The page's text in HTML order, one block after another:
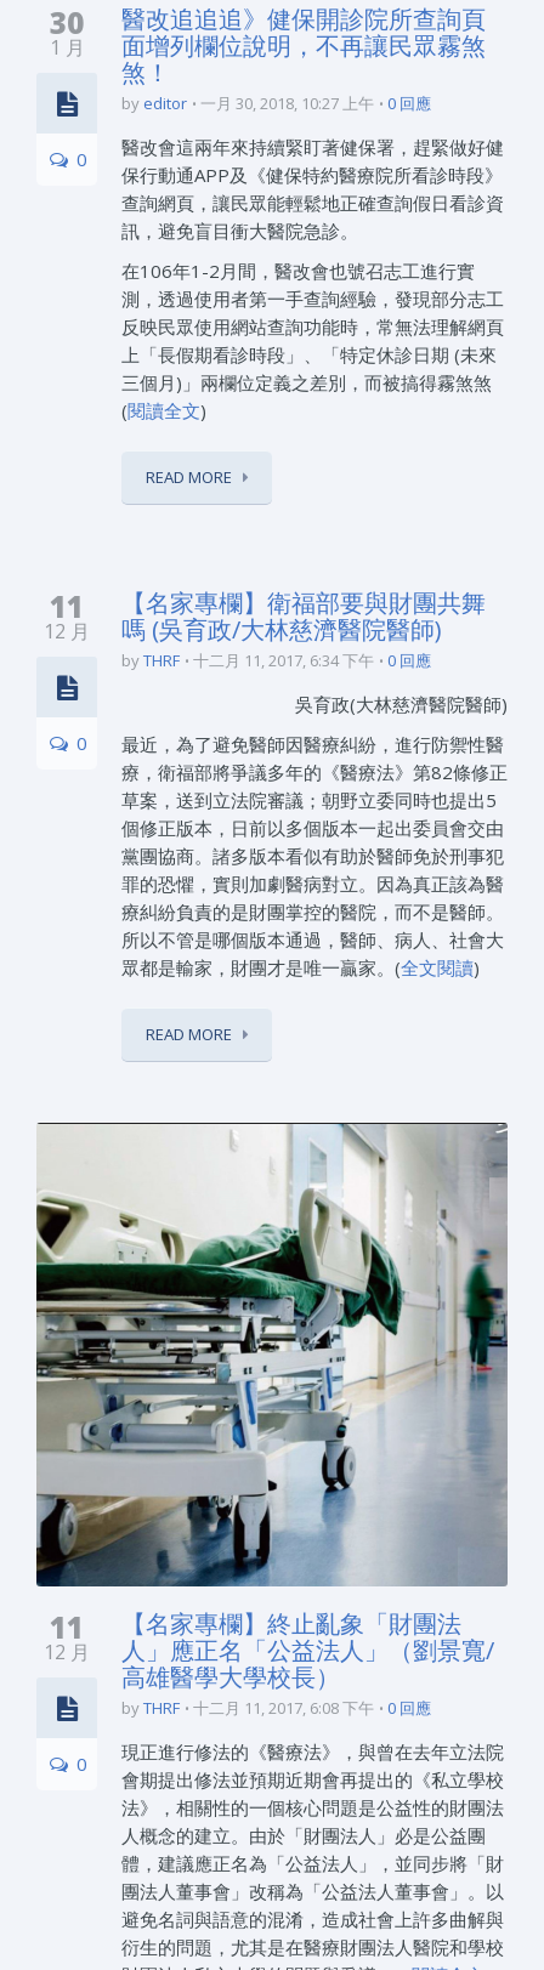
30
1 月
0
醫改追追追》健保開診院所查詢頁
面增列欄位說明，不再讓民眾霧煞
煞！
by editor 一月 30, 2018, 10:27 上午 0 回應
醫改會這兩年來持續緊盯著健保署，趕緊做好健
保行動通APP及《健保特約醫療院所看診時段》
查詢網頁，讓民眾能輕鬆地正確查詢假日看診資
訊，避免盲目衝大醫院急診。
在106年1-2月間，醫改會也號召志工進行實
測，透過使用者第一手查詢經驗，發現部分志工
反映民眾使用網站查詢功能時，常無法理解網頁
上「長假期看診時段」、「特定休診日期 (未來
三個月)」兩欄位定義之差別，而被搞得霧煞煞
(閱讀全文)
READ MORE
11
12 月
0
【名家專欄】衛福部要與財團共舞
嗎 (吳育政/大林慈濟醫院醫師)
byTHRF 十二月 11, 2017, 6:34 下午 0 回應
吳育政(大林慈濟醫院醫師)
最近，為了避免醫師因醫療糾紛，進行防禦性醫
療，衛福部將爭議多年的《醫療法》第82條修正
草案，送到立法院審議；朝野立委同時也提出5
個修正版本，日前以多個版本一起出委員會交由
黨團協商。諸多版本看似有助於醫師免於刑事犯
罪的恐懼，實則加劇醫病對立。因為真正該為醫
療糾紛負責的是財團掌控的醫院，而不是醫師。
所以不管是哪個版本通過，醫師、病人、社會大
眾都是輸家，財團才是唯一贏家。(全文閱讀)
READ MORE
11
12 月
0
【名家專欄】終止亂象「財團法
人」應正名「公益法人」（劉景寬/
高雄醫學大學校長）
byTHRF 十二月 11, 2017, 6:08 下午 0 回應
現正進行修法的《醫療法》，與曾在去年立法院
會期提出修法並預期近期會再提出的《私立學校
法》，相關性的一個核心問題是公益性的財團法
人概念的建立。由於「財團法人」必是公益團
體，建議應正名為「公益法人」，並同步將「財
團法人董事會」改稱為「公益法人董事會」。以
避免名詞與語意的混淆，造成社會上許多曲解與
衍生的問題，尤其是在醫療財團法人醫院和學校